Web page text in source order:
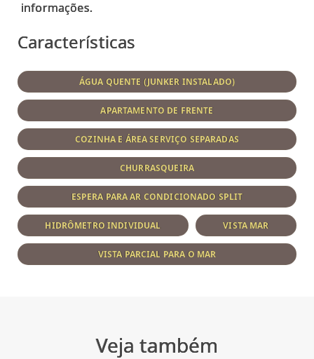
informações.
Características
ÁGUA QUENTE (JUNKER INSTALADO)
APARTAMENTO DE FRENTE
COZINHA E ÁREA SERVIÇO SEPARADAS
CHURRASQUEIRA
ESPERA PARA AR CONDICIONADO SPLIT
HIDRÔMETRO INDIVIDUAL VISTA MAR
VISTA PARCIAL PARA O MAR
Veja também